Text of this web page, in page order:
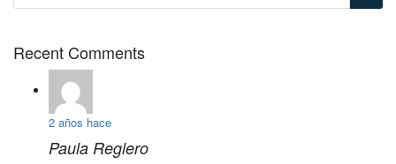
Recent Comments
2 años hace
Paula Reglero